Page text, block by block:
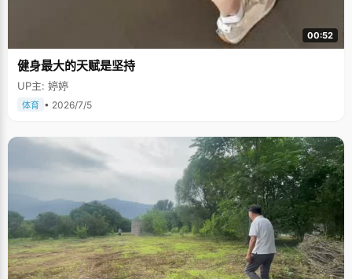
00:52
健身最大的天赋是坚持
UP主: 婷婷
体育 • 2026/7/5